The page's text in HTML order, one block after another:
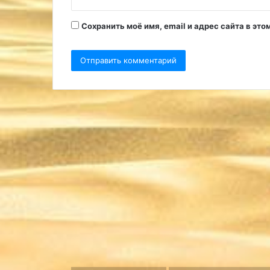
*
Сохранить моё имя, email и адрес сайта в